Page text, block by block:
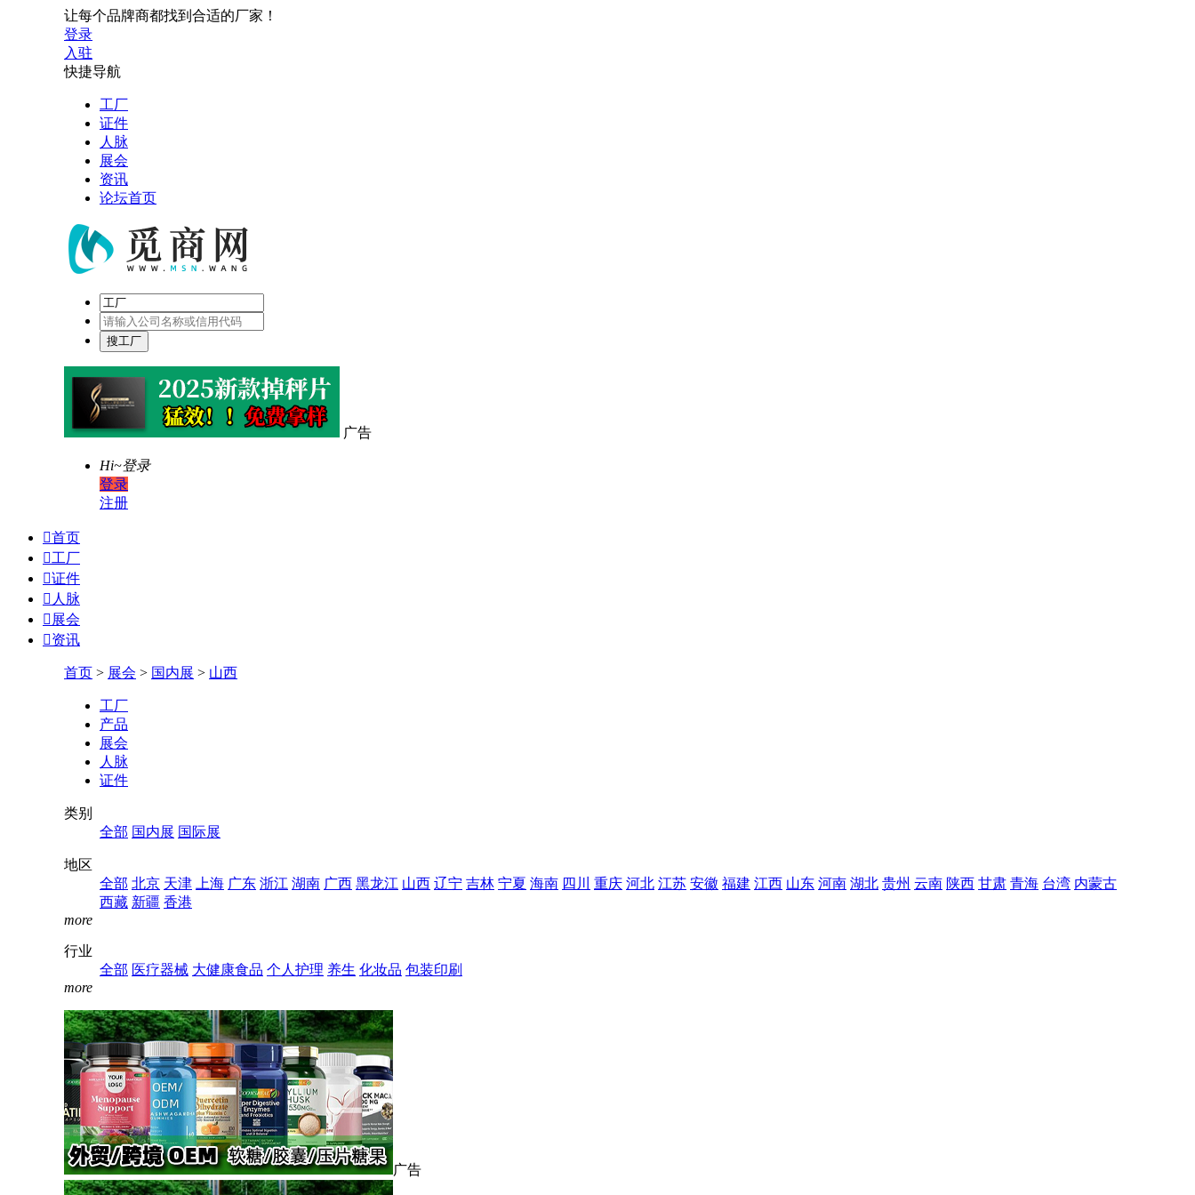
让每个品牌商都找到合适的厂家！
登录
入驻
快捷导航
工厂
证件
人脉
展会
资讯
论坛首页
广告
Hi~登录
登录
注册
首页
工厂
证件
 人脉
 展会
资讯
首页 > 展会 > 国内展 > 山西
工厂
产品
展会
人脉
证件
类别
全部 国内展 国际展
地区
全部 北京 天津 上海 广东 浙江 湖南 广西 黑龙江 山西 辽宁 吉林 宁夏 海南 四川 重庆 河北 江苏 安徽 福建 江西 山东 河南 湖北 贵州 云南 陕西 甘肃 青海 台湾 内蒙古
西藏 新疆 香港
more
行业
全部 医疗器械 大健康食品 个人护理 养生 化妆品 包装印刷
more
广告